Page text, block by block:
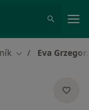
Změna města
Eva